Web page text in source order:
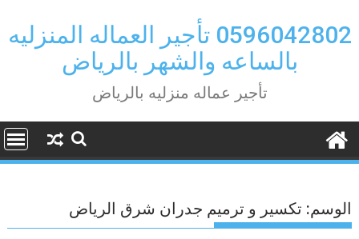
to
content
0596042802 تأجير العماله المنزليه
بالساعه والشهر بالرياض
تأجير عماله منزليه بالرياض
الوسم: تكسير و ترميم جدران شرق الرياض